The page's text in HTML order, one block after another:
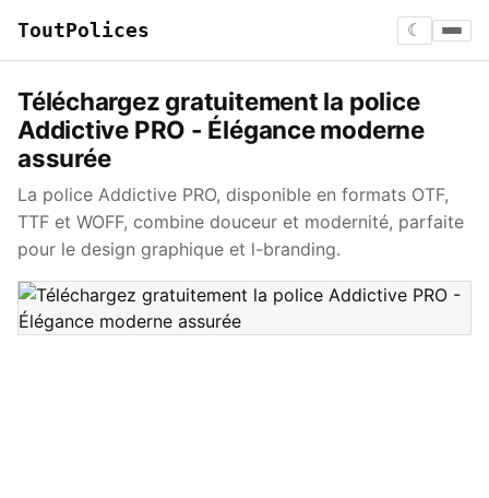
ToutPolices ☾
Téléchargez gratuitement la police
Addictive PRO - Élégance moderne
assurée
La police Addictive PRO, disponible en formats OTF,
TTF et WOFF, combine douceur et modernité, parfaite
pour le design graphique et l-branding.